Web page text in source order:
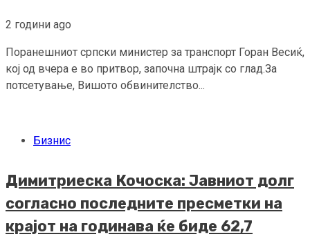
2 години ago
Поранешниот српски министер за транспорт Горан Весиќ,
кој од вчера е во притвор, започна штрајк со глад.За
потсетување, Вишото обвинителство...
Бизнис
Димитриеска Кочоска: Јавниот долг
согласно последните пресметки на
крајот на годинава ќе биде 62,7